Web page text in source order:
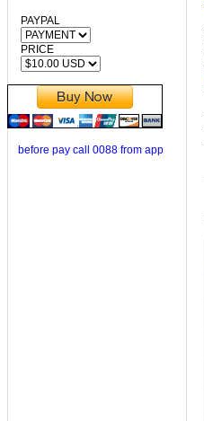
PAYPAL
PRICE
before pay call 0088 from app